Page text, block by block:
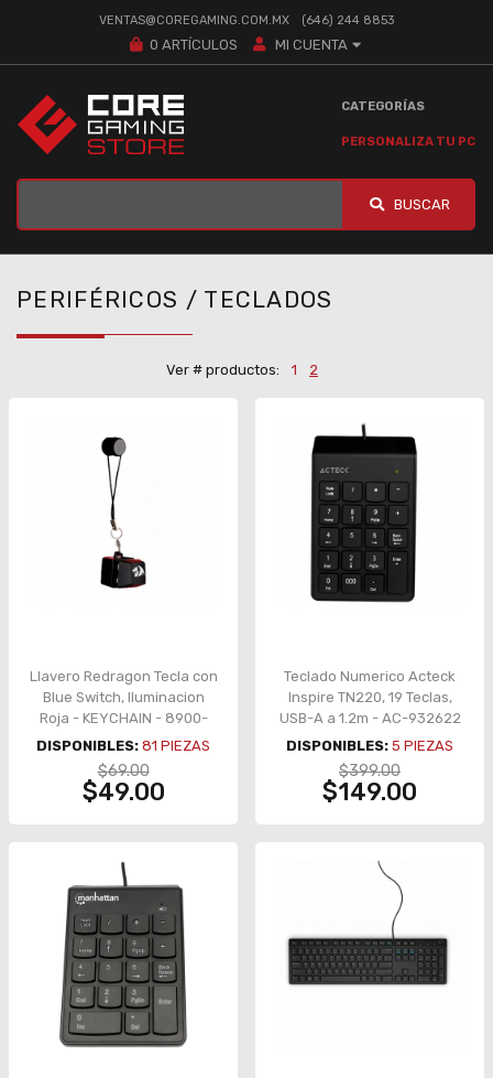
VENTAS@COREGAMING.COM.MX (646) 244 8853
0 ARTÍCULOS MI CUENTA
CATEGORÍAS
PERSONALIZA TU PC
BUSCAR
PERIFÉRICOS / TECLADOS
Ver # productos: 1 2
Llavero Redragon Tecla con
Blue Switch, Iluminacion
Roja - KEYCHAIN - 8900-
0200
DISPONIBLES: 81 PIEZAS
$69.00
$49.00
Teclado Numerico Acteck
Inspire TN220, 19 Teclas,
USB-A a 1.2m - AC-932622
DISPONIBLES: 5 PIEZAS
$399.00
$149.00